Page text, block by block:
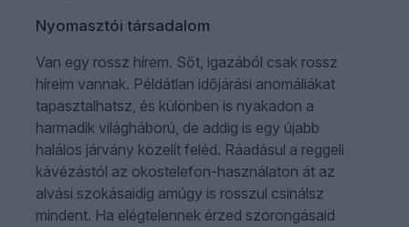
Nyomasztói társadalom
Van egy rossz hírem. Sőt, igazából csak rossz
híreim vannak. Példátlan időjárási anomáliákat
tapasztalhatsz, és különben is nyakadon a
harmadik világháború, de addig is egy újabb
halálos járvány közelít feléd. Ráadásul a reggeli
kávézástól az okostelefon-használaton át az
alvási szokásaidig amúgy is rosszul csinálsz
mindent. Ha elégtelennek érzed szorongásaid